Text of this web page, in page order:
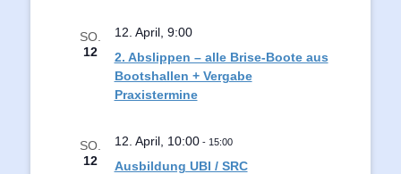
SO.
12
2. Abslippen – alle Brise-Boote aus
Bootshallen + Vergabe
Praxistermine
12. April, 9:00
SO.
12
Ausbildung UBI / SRC
12. April, 10:00- 15:00